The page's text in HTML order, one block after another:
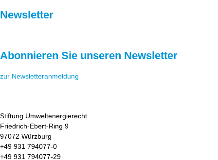
Newsletter
Abonnieren Sie unseren Newsletter
zur Newsletteranmeldung
Stiftung Umweltenergierecht
Friedrich-Ebert-Ring 9
97072 Würzburg
+49 931 794077-0
+49 931 794077-29